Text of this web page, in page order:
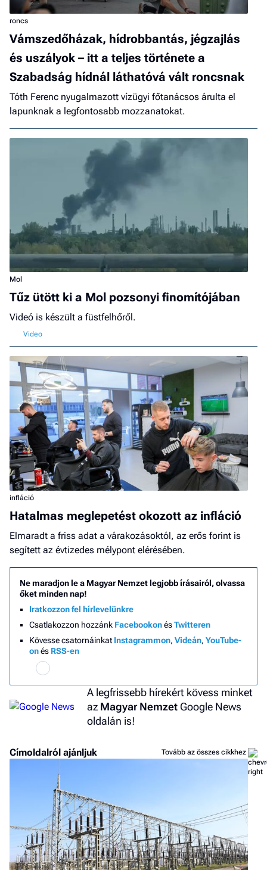
roncs
Vámszedőházak, hídrobbantás, jégzajlás
és uszályok – itt a teljes története a
Szabadság hídnál láthatóvá vált roncsnak
Tóth Ferenc nyugalmazott vízügyi főtanácsos árulta el
lapunknak a legfontosabb mozzanatokat.
Mol
Tűz ütött ki a Mol pozsonyi finomítójában
Videó is készült a füstfelhőről.
infláció
Hatalmas meglepetést okozott az infláció
Elmaradt a friss adat a várakozásoktól, az erős forint is
segített az évtizedes mélypont elérésében.
Ne maradjon le a Magyar Nemzet legjobb írásairól, olvassa
őket minden nap!
Iratkozzon fel hírlevelünkre
Csatlakozzon hozzánk FacebookonésTwitteren
Kövesse csatornáinkat Instagrammon, Videán, YouTube-
onés RSS-en
A legfrissebb hírekért kövess minket
az Magyar Nemzet Google News
oldalán is!
Címoldalról ajánljuk Tovább az összes cikkhez